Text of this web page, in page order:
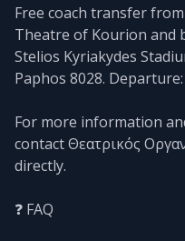
Free coach transfer
Theatre of Kourion and
Stelios Kyriakydes
Paphos 8028.
For more information
contact Θεατρικός
directly.
❓ FAQ